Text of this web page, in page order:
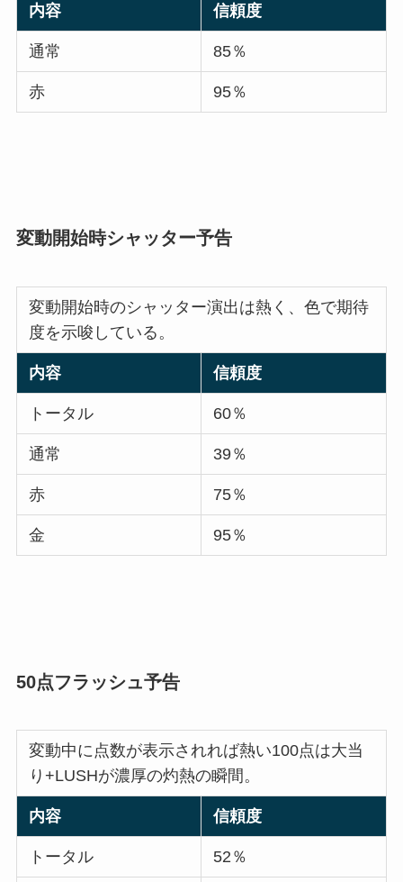
内容 信頼度
通常 85％
赤 95％
変動開始時シャッター予告
変動開始時のシャッター演出は熱く、色で期待
度を示唆している。
内容 信頼度
トータル 60％
通常 39％
赤 75％
金 95％
50点フラッシュ予告
変動中に点数が表示されれば熱い100点は大当
り+LUSHが濃厚の灼熱の瞬間。
内容 信頼度
トータル 52％